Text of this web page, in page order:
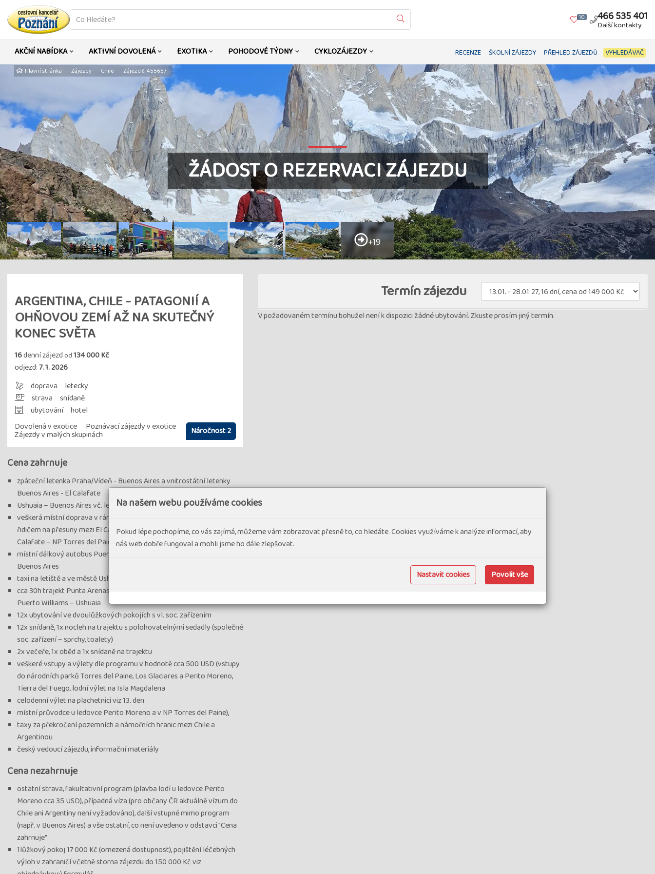
co
hledáte
Vyhledat 10 466 535 401
Další kontakty
AKČNÍ NABÍDKA AKTIVNÍ DOVOLENÁ EXOTIKA POHODOVÉ TÝDNY CYKLOZÁJEZDY RECENZE ŠKOLNÍ ZÁJEZDY PŘEHLED ZÁJEZDŮ VYHLEDÁVAČ
Hlavní stránka Zájezdy Chile Zájezd č. 455657
ŽÁDOST O REZERVACI ZÁJEZDU
+19
ARGENTINA, CHILE - PATAGONIÍ A
OHŇOVOU ZEMÍ AŽ NA SKUTEČNÝ
KONEC SVĚTA
16denní zájezd od134 000 Kč
odjezd:7. 1. 2026
doprava
letecky
strava
snídaně
ubytování hotel
Dovolená v exotice
Poznávací zájezdy v exotice
Zájezdy v malých skupinách Náročnost 2
Cena zahrnuje
zpáteční letenka Praha/Vídeň - Buenos Aires a vnitrostátní letenky
Buenos Aires - El Calafate
Ushuaia – Buenos Aires vč. let. tax a poplatků v max. výši 40 000 Kč
veškerá místní doprava v rámci programu (soukromý minivan s
řidičem na přesuny mezi El Calafate – El Chalten – Perito Moreno – El
Calafate – NP Torres del Paine - Puerto Natales
místní dálkový autobus Puerto Natales – Punta Arenas; MHD v
Buenos Aires
taxi na letiště a ve městě Ushuaia)
cca 30h trajekt Punta Arenas – Puerto Williams, trajekt/plachetnice
Puerto Williams – Ushuaia
12x ubytování ve dvoulůžkových pokojích s vl. soc. zařízením
12x snídaně, 1x nocleh na trajektu s polohovatelnými sedadly (společné
soc. zařízení – sprchy, toalety)
2x večeře, 1x oběd a 1x snídaně na trajektu
veškeré vstupy a výlety dle programu v hodnotě cca 500 USD (vstupy
do národních parků Torres del Paine, Los Glaciares a Perito Moreno,
Tierra del Fuego, lodní výlet na Isla Magdalena
celodenní výlet na plachetnici viz 13. den
místní průvodce u ledovce Perito Moreno a v NP Torres del Paine),
taxy za překročení pozemních a námořních hranic mezi Chile a
Argentinou
český vedoucí zájezdu, informační materiály
Cena nezahrnuje
ostatní strava, fakultativní program (plavba lodí u ledovce Perito
Moreno cca 35 USD), případná víza (pro občany ČR aktuálně vízum do
Chile ani Argentiny není vyžadováno), další vstupné mimo program
(např. v Buenos Aires) a vše ostatní, co není uvedeno v odstavci "Cena
zahrnuje"
1lůžkový pokoj 17 000 Kč (omezená dostupnost), pojištění léčebných
výloh v zahraničí včetně storna zájezdu do 150 000 Kč viz
Termín zájezdu
V požadovaném termínu bohužel není k dispozici žádné ubytování. Zkuste prosím jiný termín.
Na našem webu používáme cookies
Pokud lépe pochopíme, co vás zajímá, můžeme vám zobrazovat přesně to, co hledáte. Cookies využíváme k analýze informací, aby
náš web dobře fungoval a mohli jsme ho dále zlepšovat.
Nastavit cookies Povolit vše